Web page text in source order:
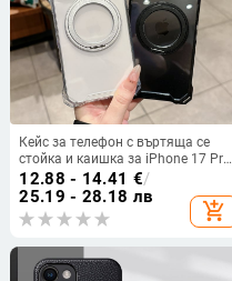
Кейс за телефон с въртяща се
стойка и каишка за iPhone 17 Pro
Max, 16, 15 и iPhone 11
12.88 - 14.41 €/
25.19 - 28.18 лв
add_shopping_cart